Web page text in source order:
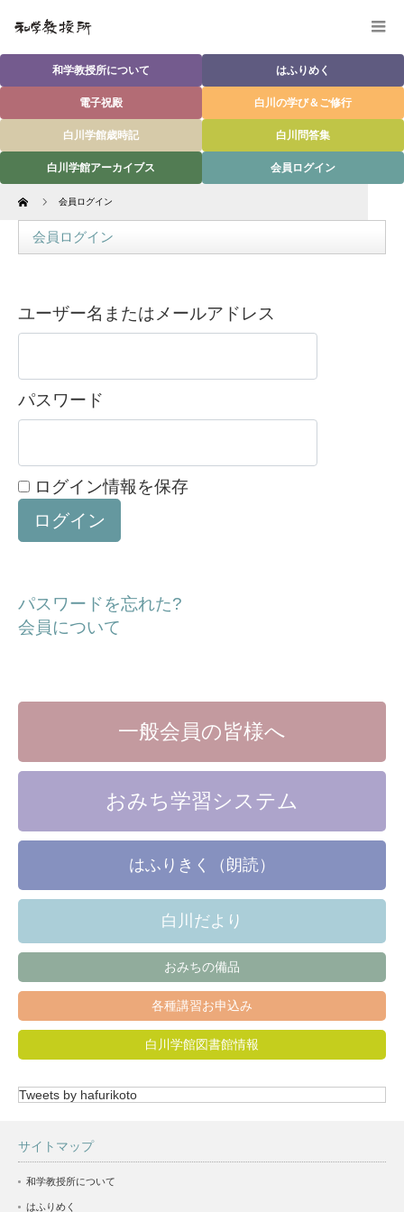
和学教授所について はふりめく
電子祝殿 白川の学び＆ご修行
白川学館歳時記 白川問答集
白川学館アーカイブス 会員ログイン
Home 会員ログイン
会員ログイン
ユーザー名またはメールアドレス
パスワード
ログイン情報を保存
パスワードを忘れた?
会員について
一般会員の皆様へ
おみち学習システム
はふりきく（朗読）
白川だより
おみちの備品
各種講習お申込み
白川学館図書館情報
Tweets by hafurikoto
サイトマップ
和学教授所について
はふりめく